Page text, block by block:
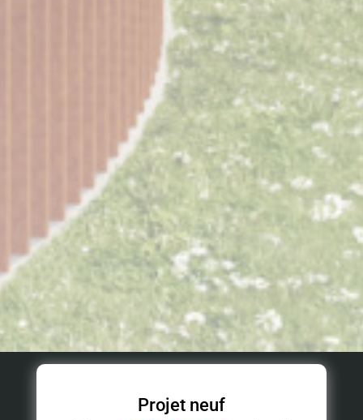
Projet neuf